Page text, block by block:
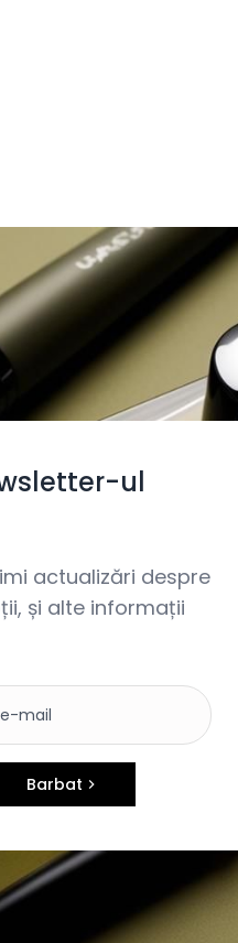
ul
actualizări despre
și alte informații
Barbat